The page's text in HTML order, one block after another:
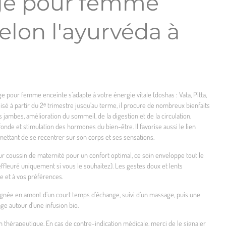
l'ayurvéda à
pour femme enceinte s’adapte à votre énergie vitale (doshas : Vata, Pitta,
à partir du 2ᵉ trimestre jusqu’au terme, il procure de nombreux bienfaits
amélioration du sommeil, de la digestion et de la circulation,
et stimulation des hormones du bien-être. Il favorise aussi le lien
de se recentrer sur son corps et ses sensations.
coussin de maternité pour un confort optimal, ce soin enveloppe tout le
uniquement si vous le souhaitez). Les gestes doux et lents
et à vos préférences.
en amont d’un court temps d’échange, suivi d’un massage, puis une
autour d’une infusion bio.
thérapeutique. En cas de contre-indication médicale, merci de le signaler